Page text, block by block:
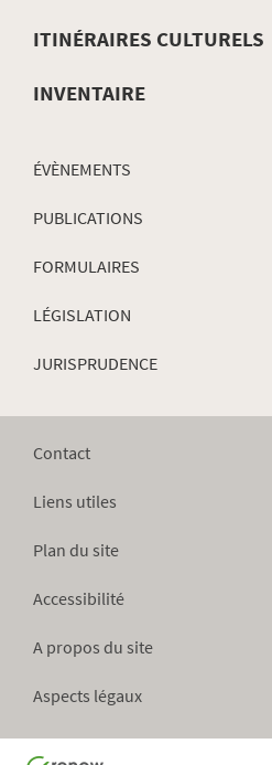
ITINÉRAIRES CULTURELS
INVENTAIRE
ÉVÈNEMENTS
PUBLICATIONS
FORMULAIRES
LÉGISLATION
JURISPRUDENCE
Contact
Liens utiles
Plan du site
Accessibilité
A propos du site
Aspects légaux